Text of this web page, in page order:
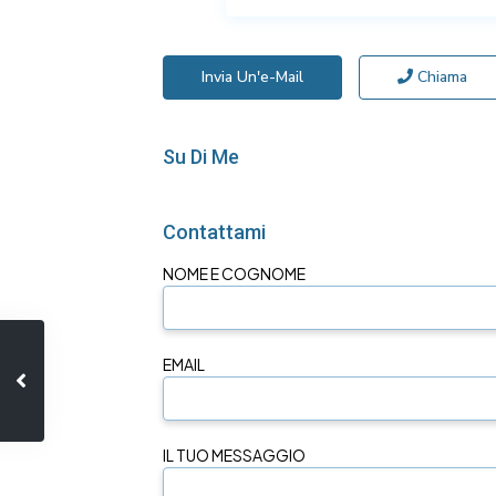
Invia Un'e-Mail Chiama
Su Di Me
Contattami
NOME E COGNOME
EMAIL
IL TUO MESSAGGIO